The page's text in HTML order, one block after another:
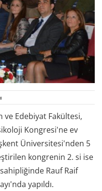
ve Edebiyat Fakültesi,
Kongresi'ne ev
Üniversitesi'nden 5
kongrenin 2. si ise
Rauf Raif
yapıldı.